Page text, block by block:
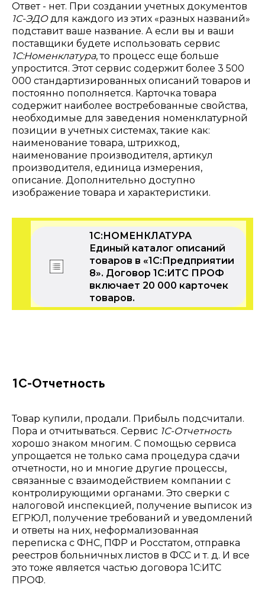
Ответ - нет. При создании учетных документов
1С-ЭДОдля каждого из этих «разных названий»
подставит ваше название. А если вы и ваши
поставщики будете использовать сервис
1С:Номенклатура, то процесс еще больше
упростится. Этот сервис содержит более 3 500
000 стандартизированных описаний товаров и
постоянно пополняется. Карточка товара
содержит наиболее востребованные свойства,
необходимые для заведения номенклатурной
позиции в учетных системах, такие как:
наименование товара, штрихкод,
наименование производителя, артикул
производителя, единица измерения,
описание. Дополнительно доступно
изображение товара и характеристики.
1С:НОМЕНКЛАТУРА
Единый каталог описаний
товаров в «1С:Предприятии
8». Договор 1С:ИТС ПРОФ
включает 20 000 карточек
товаров.
1С-Отчетность
Товар купили, продали. Прибыль подсчитали.
Пора и отчитываться. Сервис 1С-Отчетность
хорошо знаком многим. С помощью сервиса
упрощается не только сама процедура сдачи
отчетности, но и многие другие процессы,
связанные с взаимодействием компании с
контролирующими органами. Это сверки с
налоговой инспекцией, получение выписок из
ЕГРЮЛ, получение требований и уведомлений
и ответы на них, неформализованная
переписка с ФНС, ПФР и Росстатом, отправка
реестров больничных листов в ФСС и т. д. И все
это тоже является частью договора 1С:ИТС
ПРОФ.